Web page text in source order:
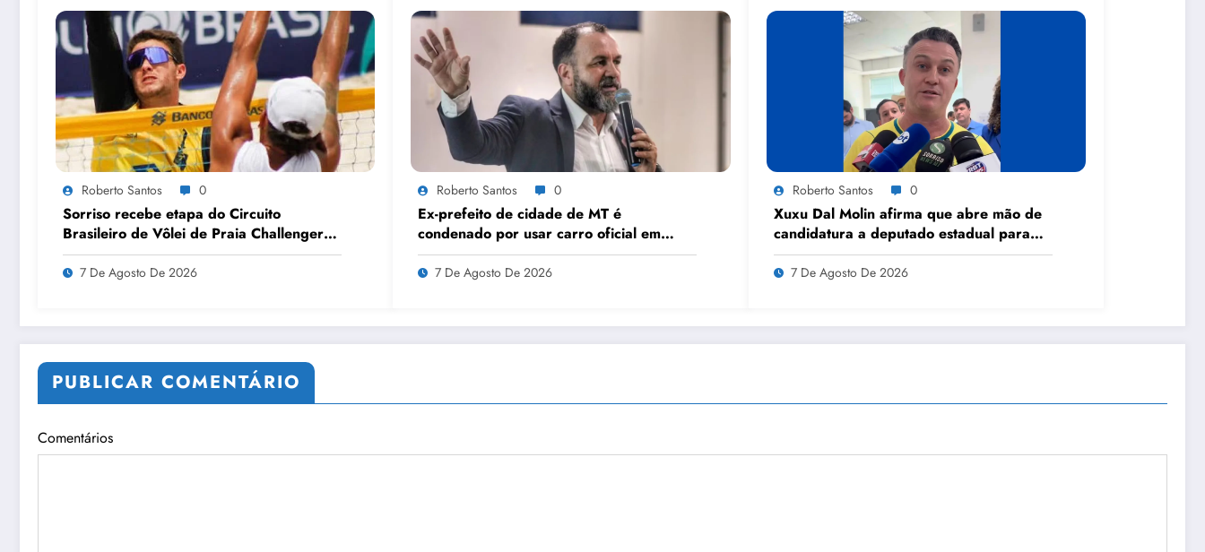
Roberto Santos 0
Sorriso recebe etapa do Circuito
Brasileiro de Vôlei de Praia Challenger
pela primeira vez
7 De Agosto De 2026
Roberto Santos 0
Ex-prefeito de cidade de MT é
condenado por usar carro oficial em
viagem de carnaval
7 De Agosto De 2026
Roberto Santos 0
Xuxu Dal Molin afirma que abre mão de
candidatura a deputado estadual para
priorizar projeto político nacional
7 De Agosto De 2026
PUBLICAR COMENTÁRIO
Comentários